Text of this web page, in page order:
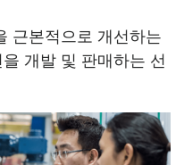
근본적으로 개선하는
개발 및 판매하는 선